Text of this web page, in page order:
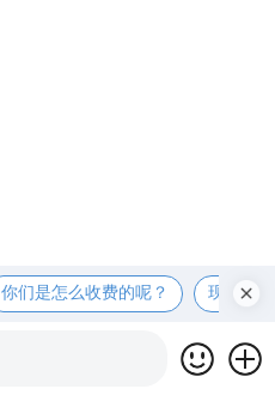
你们是怎么收费的呢？ 现在有